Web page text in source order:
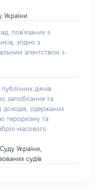
України
пов'язаних з
згідно з
агентством з
діячів
запобігання та
доходів, одержаних
тероризму та
масового
України,
судів